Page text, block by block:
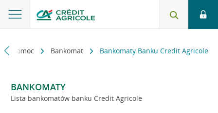
i pomoc Bankomat Bankomaty Banku Credit Agricole
BANKOMATY
Lista bankomatów banku Credit Agricole